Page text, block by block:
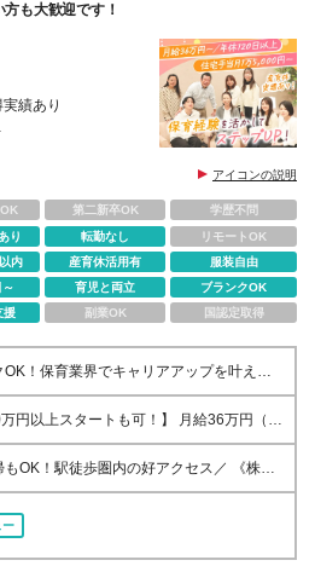
も大歓迎です！
績あり
アイコンの説明
第二新卒OK
学歴不問
り 転勤なし
リモートOK
内 産育休活用有
服装自由
育児と両立
ブランクOK
援 副業OK 国認定取得
OK！保育業界でキャリアアップを叶えた
迎＞ ☆スーパーバイザーの経験がない方
資格 ◆保育園、幼
） ◆基本的なPCスキル（Excel・Word等）
マネー
と「経営の数字」両
万円以上スタートも可！】 月給36万円（一
与年2回） ★賞与年2回／昇給年1
与見直しは年2回（4月・10月） ※月給
。期間中は固定時間制（実働8時間）、平均
もOK！駅徒歩圏内の好アクセス／ 《株式
K 本社》 東京都渋谷区渋谷1-12-2 ク
の範囲)当社関連勤務地
巡回あり（直行直帰可／規程あり） ┗各
詳細は下記参照
ー